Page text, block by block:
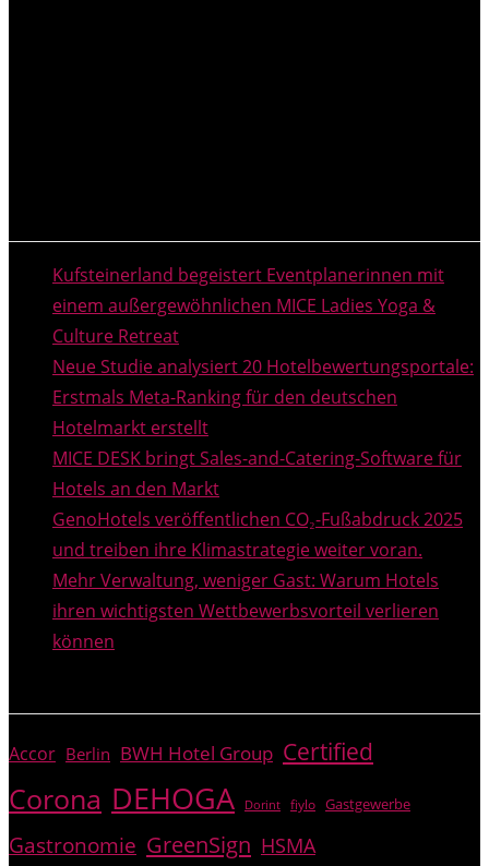
Kufsteinerland begeistert Eventplanerinnen mit
einem außergewöhnlichen MICE Ladies Yoga &
Culture Retreat
Neue Studie analysiert 20 Hotelbewertungsportale:
Erstmals Meta-Ranking für den deutschen
Hotelmarkt erstellt
MICE DESK bringt Sales-and-Catering-Software für
Hotels an den Markt
GenoHotels veröffentlichen CO₂-Fußabdruck 2025
und treiben ihre Klimastrategie weiter voran.
Mehr Verwaltung, weniger Gast: Warum Hotels
ihren wichtigsten Wettbewerbsvorteil verlieren
können
Accor Berlin BWH Hotel Group Certified
Corona DEHOGA Dorint fiylo Gastgewerbe
Gastronomie GreenSign HSMA